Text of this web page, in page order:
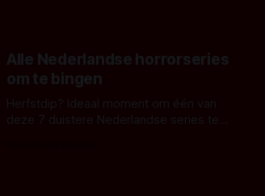
Alle Nederlandse horrorseries
om te bingen
Herfstdip? Ideaal moment om één van
deze 7 duistere Nederlandse series te